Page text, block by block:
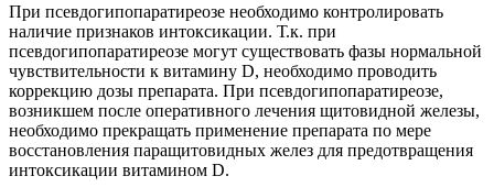
При псевдогипопаратиреозе необходимо контролировать
наличие признаков интоксикации. Т.к. при
псевдогипопаратиреозе могут существовать фазы нормальной
чувствительности к витамину D, необходимо проводить
коррекцию дозы препарата. При псевдогипопаратиреозе,
возникшем после оперативного лечения щитовидной железы,
необходимо прекращать применение препарата по мере
восстановления паращитовидных желез для предотвращения
интоксикации витамином D.